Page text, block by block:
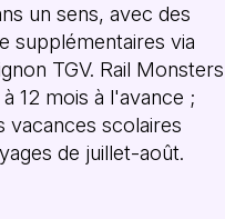
un sens, avec des
supplémentaires via
TGV. Rail Monsters
12 mois à l'avance ;
scolaires
de juillet-août.